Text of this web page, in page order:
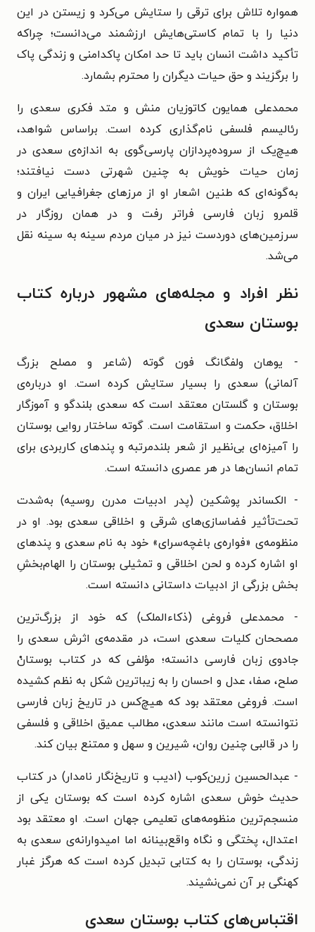
همواره تلاش برای ترقی را ستایش می‌کرد و زیستن در این
دنیا را با تمام کاستی‌هایش ارزشمند می‌دانست؛ چراکه
تأکید داشت انسان باید تا حد امکان پاکدامنی و زندگی پاک
را برگزیند و حق حیات دیگران را محترم بشمارد.
محمدعلی همایون کاتوزیان منش و متد فکری سعدی را
رئالیسم فلسفی نام‌گذاری کرده است. براساس شواهد،
هیچ‌یک از سروده‌پردازان پارسی‌گوی به اندازه‌ی سعدی در
زمان حیات خویش به چنین شهرتی دست نیافتند؛
به‌گونه‌ای که طنین اشعار او از مرزهای جغرافیایی ایران و
قلمرو زبان فارسی فراتر رفت و در همان روزگار در
سرزمین‌های دوردست نیز در میان مردم سینه به سینه نقل
می‌شد.
نظر افراد و مجله‌های مشهور درباره کتاب
بوستان سعدی
- یوهان ولفگانگ فون گوته (شاعر و مصلح بزرگ
آلمانی) سعدی را بسیار ستایش کرده است. او درباره‌ی
بوستان و گلستان معتقد است که سعدی بلندگو و آموزگار
اخلاق، حکمت و استقامت است. گوته ساختار روایی بوستان
را آمیزه‌ای بی‌نظیر از شعر بلندمرتبه و پندهای کاربردی برای
تمام انسان‌ها در هر عصری دانسته است.
- الکساندر پوشکین (پدر ادبیات مدرن روسیه) به‌شدت
تحت‌تأثیر فضاسازی‌های شرقی و اخلاقی سعدی بود. او در
منظومه‌ی «فواره‌ی باغچه‌سرای» خود به نام سعدی و پندهای
او اشاره کرده و لحن اخلاقی و تمثیلی بوستان را الهام‌بخشِ
بخش بزرگی از ادبیات داستانی دانسته است.
- محمدعلی فروغی (ذکاءالملک)که خود از بزرگ‌ترین
مصححان کلیات سعدی است، در مقدمه‌ی اثرش سعدی را
جادوی زبان فارسی دانسته؛ مؤلفی که در کتاب بوستانْ
صلح، صفا، عدل و احسان را به زیباترین شکل به نظم کشیده
است. فروغی معتقد بود که هیچ‌کس در تاریخ زبان فارسی
نتوانسته است مانند سعدی، مطالب عمیق اخلاقی و فلسفی
را در قالبی چنین روان، شیرین و سهل و ممتنع بیان کند.
- عبدالحسین زرین‌کوب (ادیب و تاریخ‌نگار نامدار) در کتاب
حدیث خوش سعدی اشاره کرده است که بوستان یکی از
منسجم‌ترین منظومه‌های تعلیمی جهان است. او معتقد بود
اعتدال، پختگی و نگاه واقع‌بینانه اما امیدوارانه‌ی سعدی به
زندگی، بوستان را به کتابی تبدیل کرده است که هرگز غبار
کهنگی بر آن نمی‌نشیند.
اقتباس‌های کتاب بوستان سعدی